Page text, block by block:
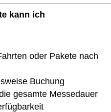
kann ich
oder Pakete nach
Buchung
gesamte Messedauer